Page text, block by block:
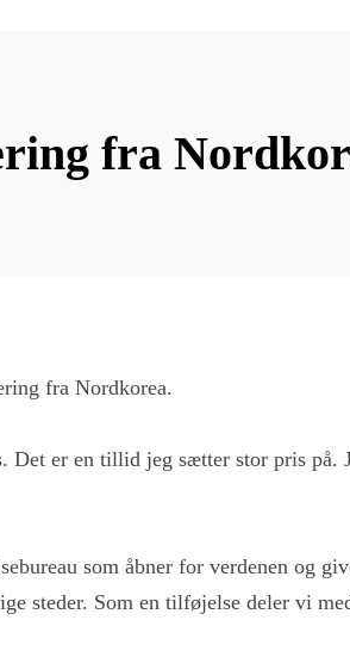
fra
fra Nordkorea.
Det er en tillid jeg sætter stor pris
som åbner for verdenen og
steder. Som en tilføjelse deler vi